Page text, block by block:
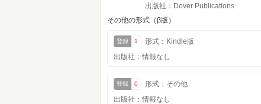
出版社：Dover Publications
その他の形式（β版）
登録 1
形式：Kindle版
出版社：情報なし
登録 0
形式：その他
出版社：情報なし